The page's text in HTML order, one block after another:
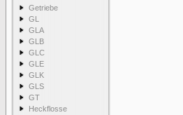
Getriebe
GL
GLA
GLB
GLC
GLE
GLK
GLS
GT
Heckflosse